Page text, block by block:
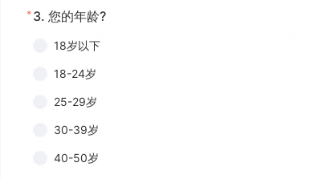
* 3. 您的年龄?
18岁以下
18-24岁
25-29岁
30-39岁
40-50岁